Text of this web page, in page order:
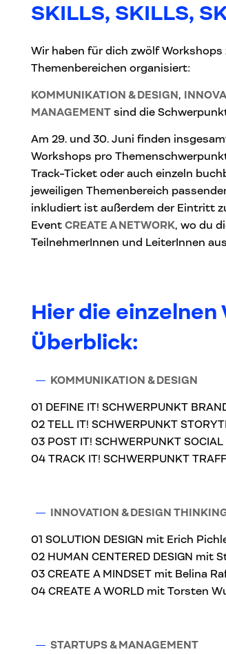
SKILLS, SKILLS,
Wir haben für dich zwölf
Themenbereichen organisiert:
KOMMUNIKATION & DESIGN,
MANAGEMENTsind die
Am 29. und 30. Juni finden
Workshops pro
Track-Ticket oder auch einzeln
jeweiligen Themenbereich
inkludiert ist außerdem der Eintritt
Event CREATE A NETWORK, wo du
TeilnehmerInnen und LeiterInnen
Hier die einzelnen
Überblick:
KOMMUNIKATION & DESIGN
01 DEFINE IT! SCHWERPUNKT
02 TELL IT! SCHWERPUNKT
03 POST IT! SCHWERPUNKT
04 TRACK IT! SCHWERPUNKT
INNOVATION & DESIGN
01 SOLUTION DESIGN mit Erich
02 HUMAN CENTERED DESIGN mit
03 CREATE A MINDSET mit Belina
04 CREATE A WORLD mit Torsten
STARTUPS & MANAGEMENT